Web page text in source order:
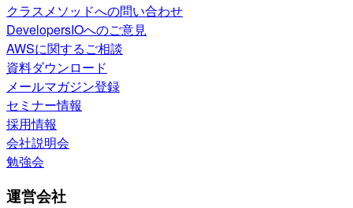
クラスメソッドへの問い合わせ
DevelopersIOへのご意見
AWSに関するご相談
資料ダウンロード
メールマガジン登録
セミナー情報
採用情報
会社説明会
勉強会
運営会社